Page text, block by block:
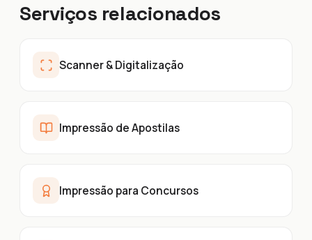
Serviços relacionados
Scanner & Digitalização
Impressão de Apostilas
Impressão para Concursos